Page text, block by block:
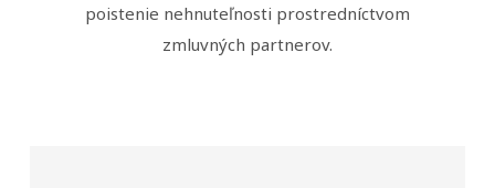
poistenie nehnuteľnosti prostredníctvom
zmluvných partnerov.